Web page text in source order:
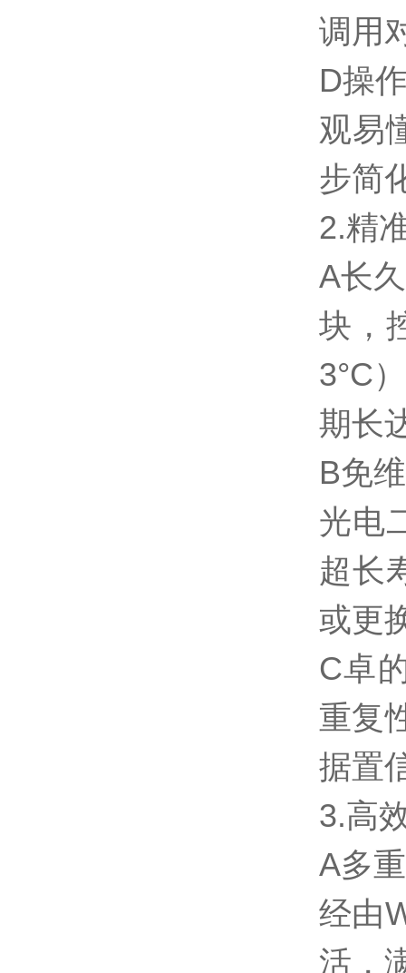
调用
D操
观易
步简
2.精
A长
块，
3°C
期长
B免
光电
超长
或更
C卓
重复
据置
3.高
A多
经由
活，